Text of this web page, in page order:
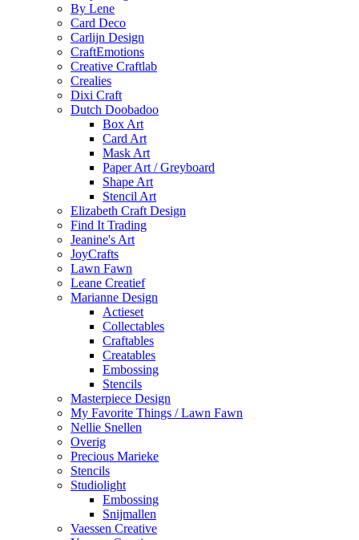
By Lene
Card Deco
Carlijn Design
CraftEmotions
Creative Craftlab
Crealies
Dixi Craft
Dutch Doobadoo
Box Art
Card Art
Mask Art
Paper Art / Greyboard
Shape Art
Stencil Art
Elizabeth Craft Design
Find It Trading
Jeanine's Art
JoyCrafts
Lawn Fawn
Leane Creatief
Marianne Design
Actieset
Collectables
Craftables
Creatables
Embossing
Stencils
Masterpiece Design
My Favorite Things / Lawn Fawn
Nellie Snellen
Overig
Precious Marieke
Stencils
Studiolight
Embossing
Snijmallen
Vaessen Creative